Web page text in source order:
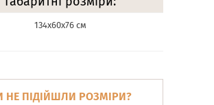
134х60х76 см
НЕ ПІДІЙШЛИ РОЗМІРИ?